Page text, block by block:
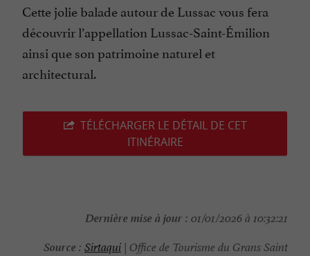
Cette jolie balade autour de Lussac vous fera
découvrir l’appellation Lussac-Saint-Émilion
ainsi que son patrimoine naturel et
architectural.
TÉLÉCHARGER LE DÉTAIL DE CET
ITINÉRAIRE
Dernière mise à jour : 01/01/2026 à 10:32:21
Source : Sirtaqui | Office de Tourisme du Grans Saint